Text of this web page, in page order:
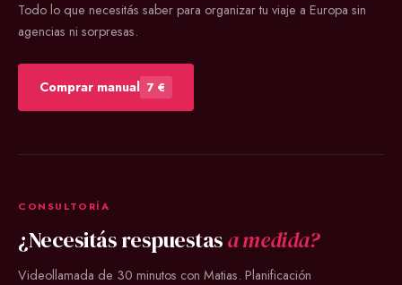
Todo lo que necesitás saber para organizar tu viaje a Europa sin
agencias ni sorpresas.
Comprar manual 7 €
CONSULTORÍA
¿Necesitás respuestasa medida?
Videollamada de 30 minutos con Matias. Planificación